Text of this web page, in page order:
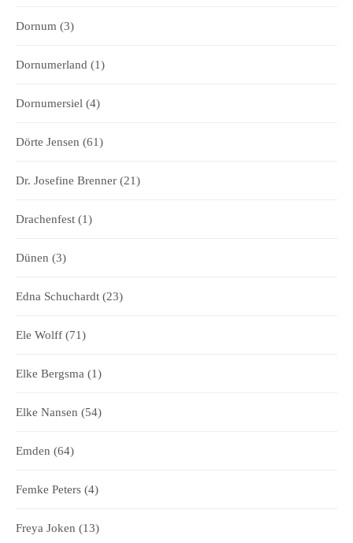
Dornum (3)
Dornumerland (1)
Dornumersiel (4)
Dörte Jensen (61)
Dr. Josefine Brenner (21)
Drachenfest (1)
Dünen (3)
Edna Schuchardt (23)
Ele Wolff (71)
Elke Bergsma (1)
Elke Nansen (54)
Emden (64)
Femke Peters (4)
Freya Joken (13)